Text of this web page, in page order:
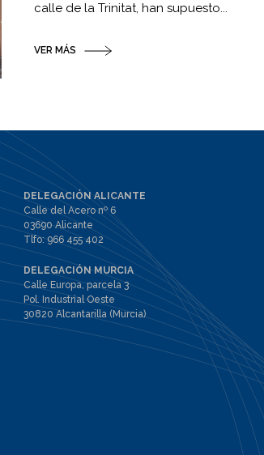
calle de la Trinitat, han supuesto...
VER MÁS
DELEGACIÓN ALICANTE
Calle del Acero nº 6
03690 Alicante
Tlfo:966 455 402
DELEGACIÓN MURCIA
Calle Europa, parcela 3
Pol. Industrial Oeste
30820 Alcantarilla (Murcia)